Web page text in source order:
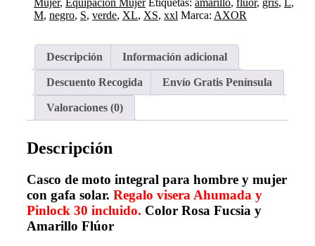
AMARILLO
cantidad
Mujer, Equipación Mujer Etiquetas: amarillo, flúor, gris, L,
M, negro, S, verde, XL, XS, xxl Marca: AXOR
Descripción Información adicional
Descuento Recogida Envío Gratis Península
Valoraciones (0)
Descripción
Casco de moto integral para hombre y mujer
con gafa solar. Regalo visera Ahumada y
Pinlock 30 incluido. Color Rosa Fucsia y
Amarillo Flúor